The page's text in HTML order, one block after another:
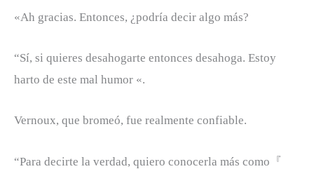
«Ah gracias. Entonces, ¿podría decir algo más?
“Sí, si quieres desahogarte entonces desahoga. Estoy
harto de este mal humor «.
Vernoux, que bromeó, fue realmente confiable.
“Para decirte la verdad, quiero conocerla más como『